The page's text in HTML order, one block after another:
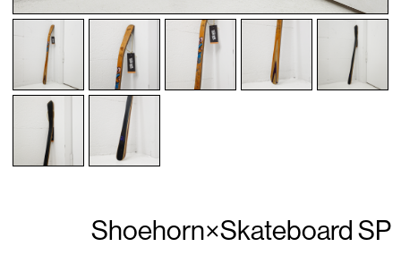
Shoehorn×Skateboard SP